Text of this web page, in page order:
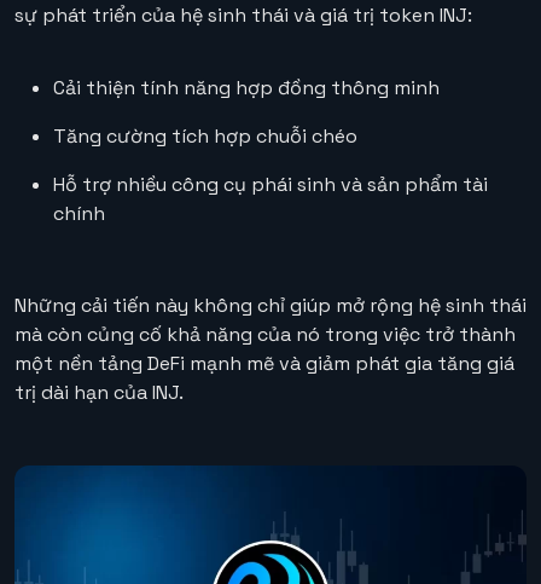
sự phát triển của hệ sinh thái và giá trị token INJ:
Cải thiện tính năng hợp đồng thông minh
Tăng cường tích hợp chuỗi chéo
Hỗ trợ nhiều công cụ phái sinh và sản phẩm tài
chính
Những cải tiến này không chỉ giúp mở rộng hệ sinh thái
mà còn củng cố khả năng của nó trong việc trở thành
một nền tảng DeFi mạnh mẽ và giảm phát gia tăng giá
trị dài hạn của INJ.